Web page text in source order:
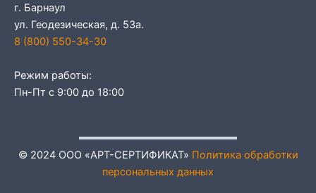
г. Барнаул
ул. Геодезическая, д. 53а.
8 (800) 550-34-30
Режим работы:
Пн-Пт с 9:00 до 18:00
© 2024 ООО «АРТ-СЕРТИФИКАТ» Политика обработки
персональных данных